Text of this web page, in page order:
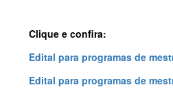
Clique e confira:
Edital para programas de
Edital para programas de